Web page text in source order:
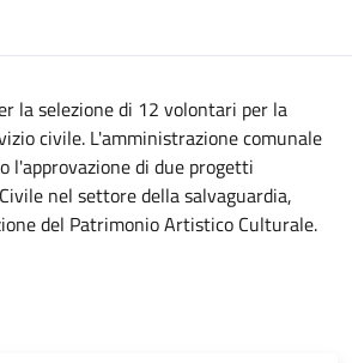
la selezione di 12 volontari per la
civile. L'amministrazione comunale
l'approvazione di due progetti
nel settore della salvaguardia,
del Patrimonio Artistico Culturale.